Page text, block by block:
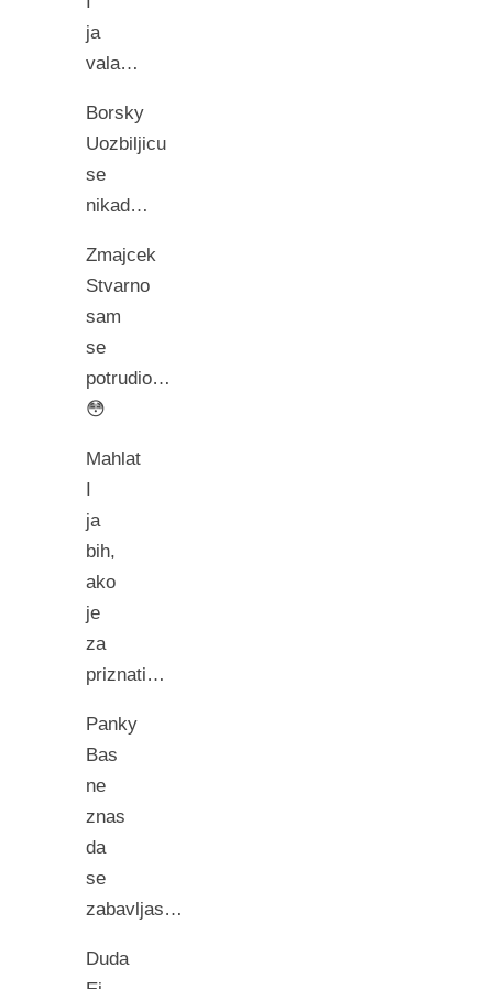
ja
vala…
Borsky
Uozbiljicu
se
nikad…
Zmajcek
Stvarno
sam
se
potrudio…
😳
Mahlat
I
ja
bih,
ako
je
za
priznati…
Panky
Bas
ne
znas
da
se
zabavljas…
Duda